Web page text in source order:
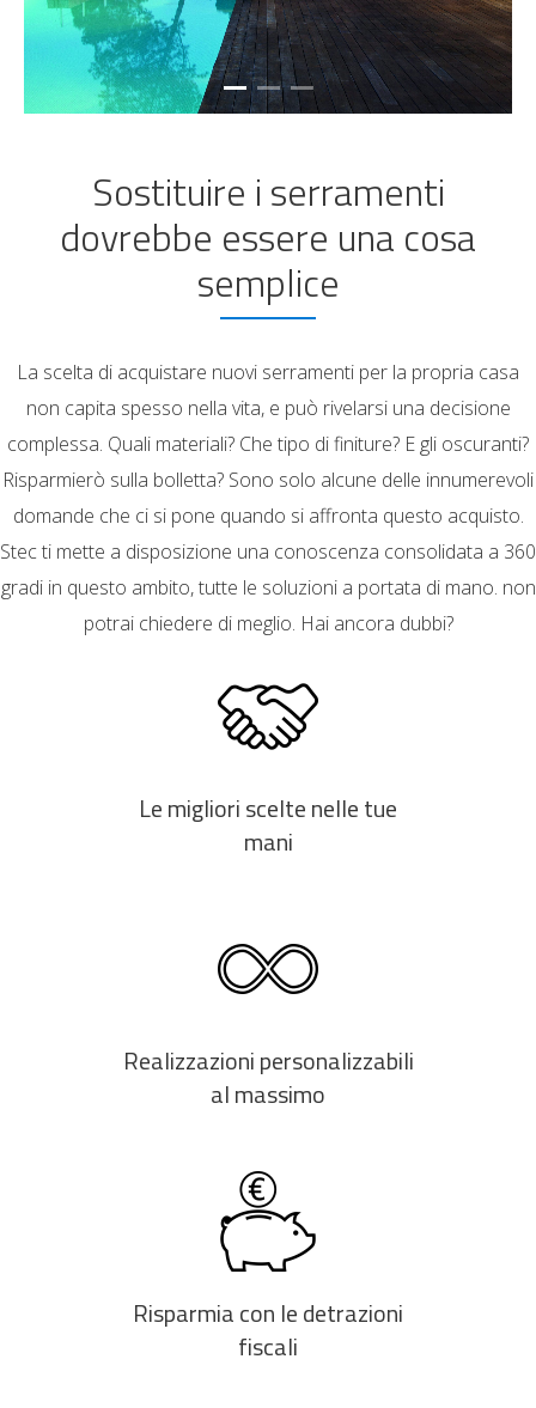
Sostituire i serramenti
dovrebbe essere una cosa
semplice
La scelta di acquistare nuovi serramenti per la propria casa
non capita spesso nella vita, e può rivelarsi una decisione
complessa. Quali materiali? Che tipo di finiture? E gli oscuranti?
Risparmierò sulla bolletta? Sono solo alcune delle innumerevoli
domande che ci si pone quando si affronta questo acquisto.
Stec ti mette a disposizione una conoscenza consolidata a 360
gradi in questo ambito, tutte le soluzioni a portata di mano. non
potrai chiedere di meglio. Hai ancora dubbi?
Le migliori scelte nelle tue
mani
Realizzazioni personalizzabili
al massimo
Risparmia con le detrazioni
fiscali